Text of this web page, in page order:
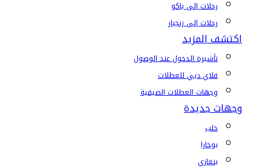
رحلات إلى باكو
رحلات إلى زنجبار
اكتشف المزيد
تأشيرة الدخول عند الوصول
فلاي دبي للعطلات
وجهات العطلات الصيفية
وجهات جديدة
حلب
بوخارا
بنغازي